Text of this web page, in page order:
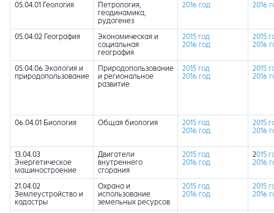
05.04.01 Геология
Петрология,
геодинамика,
рудогенез
2016 год 2016
05.04.02 География
Экономическая и
социальная
география
2015 год
2016 год
2015
2016
05.04.06 Экология и
природопользование
Природопользование
и региональное
развитие
2015 год
2016 год
2015
2016
06.04.01 Биология Общая биология
2015 год
2016 год
2015
2016
13.04.03
Энергетическое
машиностроение
Двигатели
внутреннего
сгорания
2015 год
2016 год
2015
2016
21.04.02
Землеустройство и
кадастры
Охрана и
использование
земельных ресурсов
2015 год
2016 год
2015
2016